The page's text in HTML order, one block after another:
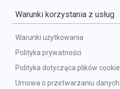
Warunki korzystania z usług
Warunki użytkowania
Polityka prywatności
Polityka dotycząca plików cookie
Umowa o przetwarzaniu danych